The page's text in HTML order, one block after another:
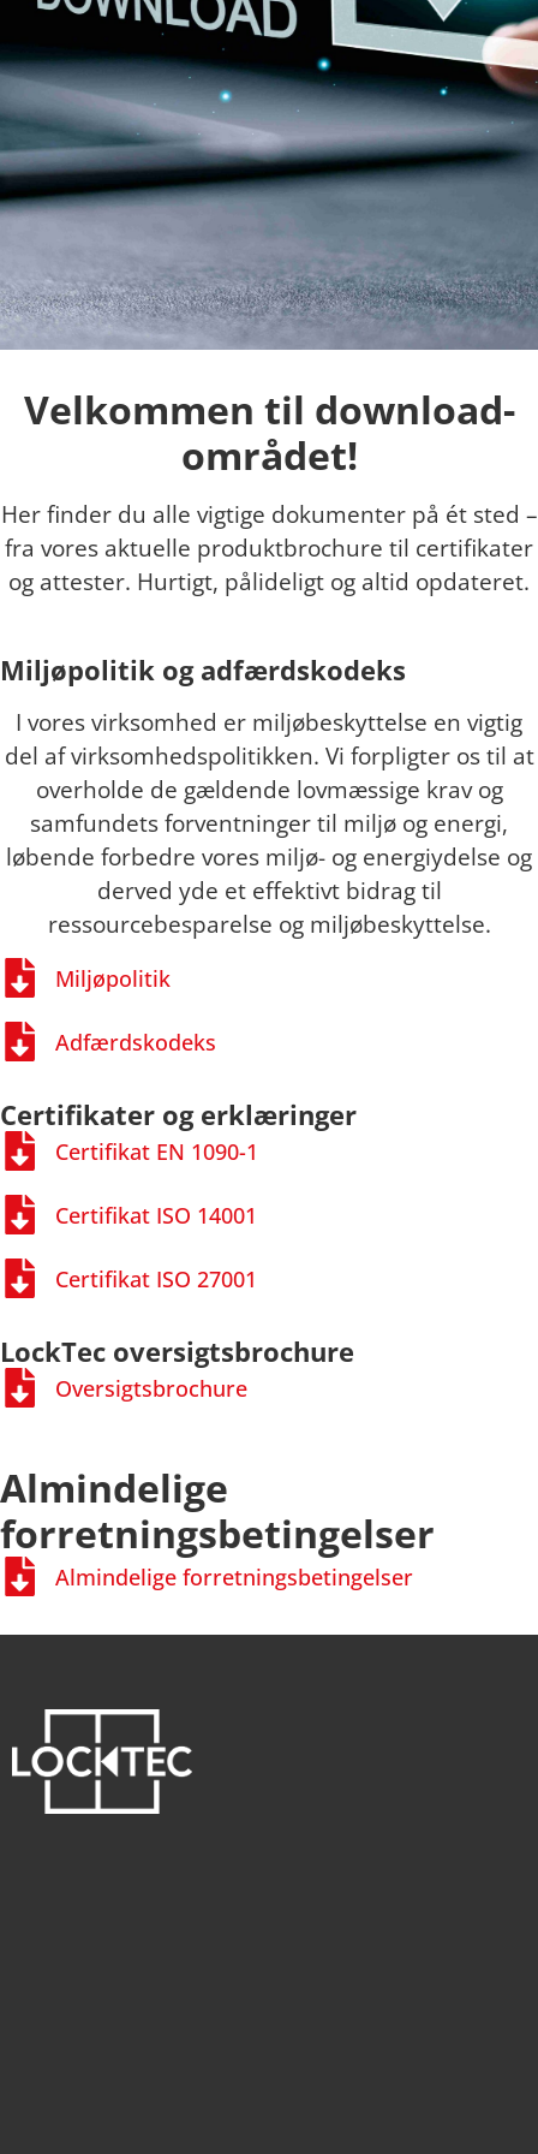
Velkommen til download­
området!
Her finder du alle vigtige dokumenter på ét sted –
fra vores aktuelle produktbrochure til certifikater
og attester. Hurtigt, pålideligt og altid opdateret.
Miljøpolitik og adfærdskodeks
I vores virksomhed er miljøbeskyttelse en vigtig
del af virksomhedspolitikken. Vi forpligter os til at
overholde de gældende lovmæssige krav og
samfundets forventninger til miljø og energi,
løbende forbedre vores miljø- og energiydelse og
derved yde et effektivt bidrag til
ressourcebesparelse og miljøbeskyttelse.
Miljøpolitik
Adfærdskodeks
Certifikater og erklæringer
Certifikat EN 1090-1
Certifikat ISO 14001
Certifikat ISO 27001
LockTec oversigtsbrochure
Oversigtsbrochure
Almindelige
forretningsbetingelser
Almindelige forretningsbetingelser